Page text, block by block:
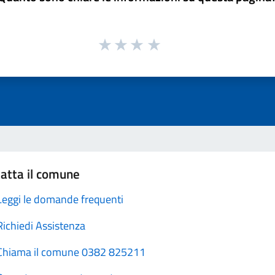
il comune
le domande frequenti
Assistenza
il comune 0382 825211